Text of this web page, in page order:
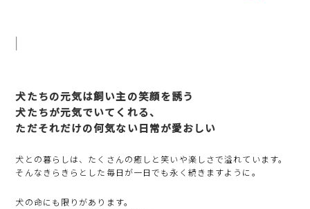
犬たちの元気は飼い主の笑顔を誘う
犬たちが元気でいてくれる、
ただそれだけの何気ない日常が愛おしい
犬との暮らしは、たくさんの癒しと笑いや楽しさで溢れています。
そんなきらきらとした毎日が一日でも永く続きますように。
犬の命にも限りがあります。